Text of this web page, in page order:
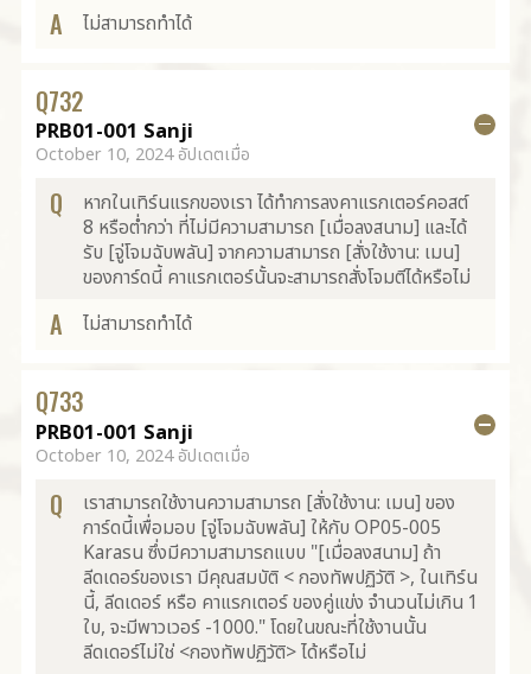
A ไม่สามารถทำได้
Q732
PRB01-001 Sanji
October 10, 2024 อัปเดตเมื่อ
Q
หากในเทิร์นแรกของเรา ได้ทำการลงคาแรกเตอร์คอสต์
8 หรือต่ำกว่า ที่ไม่มีความสามารถ [เมื่อลงสนาม] และได้
รับ [จู่โจมฉับพลัน] จากความสามารถ [สั่งใช้งาน: เมน]
ของการ์ดนี้ คาแรกเตอร์นั้นจะสามารถสั่งโจมตีได้หรือไม่
A ไม่สามารถทำได้
Q733
PRB01-001 Sanji
October 10, 2024 อัปเดตเมื่อ
Q
เราสามารถใช้งานความสามารถ [สั่งใช้งาน: เมน] ของ
การ์ดนี้เพื่อมอบ [จู่โจมฉับพลัน] ให้กับ OP05-005
Karasu ซึ่งมีความสามารถแบบ "[เมื่อลงสนาม] ถ้า
ลีดเดอร์ของเรา มีคุณสมบัติ < กองทัพปฏิวัติ >, ในเทิร์น
นี้, ลีดเดอร์ หรือ คาแรกเตอร์ ของคู่แข่ง จำนวนไม่เกิน 1
ใบ, จะมีพาวเวอร์ -1000." โดยในขณะที่ใช้งานนั้น
ลีดเดอร์ไม่ใช่ <กองทัพปฏิวัติ> ได้หรือไม่